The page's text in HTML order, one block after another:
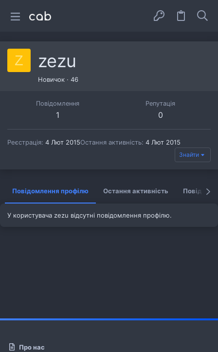
Z zezu
Новичок · 46
Повідомлення
1
Репутація
0
Реєстрація 4 Лют 2015Остання активність 4 Лют 2015
Знайти
Повідомлення профілю Остання активність
У користувача zezu відсутні повідомлення профілю.
Про нас